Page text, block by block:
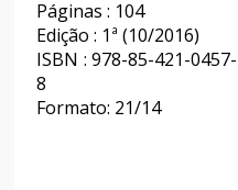
Páginas : 104
Edição : 1ª (10/2016)
ISBN : 978-85-421-0457-
8
Formato: 21/14